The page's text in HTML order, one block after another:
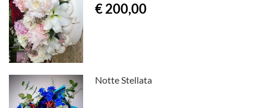
€ 200,00
Notte Stellata